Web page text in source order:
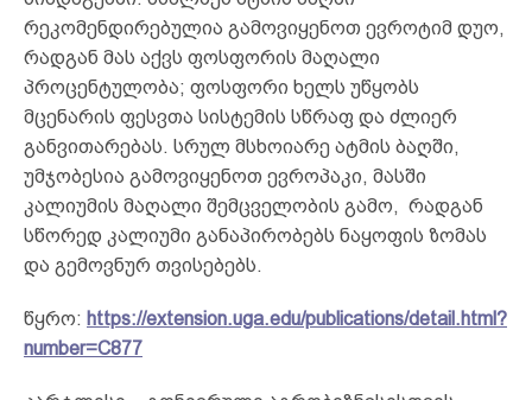
რეკომენდირებულია გამოვიყენოთ ევროტიმ დუო,
რადგან მას აქვს ფოსფორის მაღალი
პროცენტულობა; ფოსფორი ხელს უწყობს
მცენარის ფესვთა სისტემის სწრაფ და ძლიერ
განვითარებას. სრულ მსხოიარე ატმის ბაღში,
უმჯობესია გამოვიყენოთ ევროპაკი, მასში
კალიუმის მაღალი შემცველობის გამო, რადგან
სწორედ კალიუმი განაპირობებს ნაყოფის ზომას
და გემოვნურ თვისებებს.
წყრო: https://extension.uga.edu/publications/detail.html?
number=C877